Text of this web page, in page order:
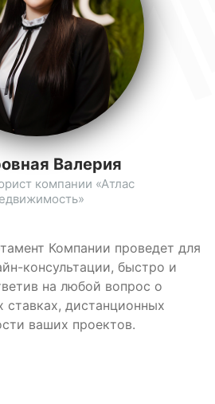
Компании проведет для
консультации, быстро и
на любой вопрос о
ставках, дистанционных
ваших проектов.
Валерия
компании «Атлас